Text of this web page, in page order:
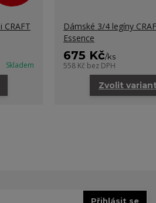
Skladem
Dámské 3/4 legíny
Essence
675 Kč/ks
558 Kč bez DPH
Zvolit
Přihlásit se